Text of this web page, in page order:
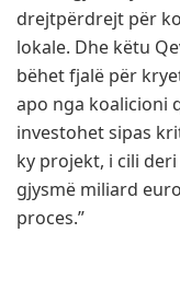
drejtpërdrejt për
lokale. Dhe këtu
bëhet fjalë për
apo nga koalicioni
investohet sipas
ky projekt, i cili
gjysmë miliard
proces.”